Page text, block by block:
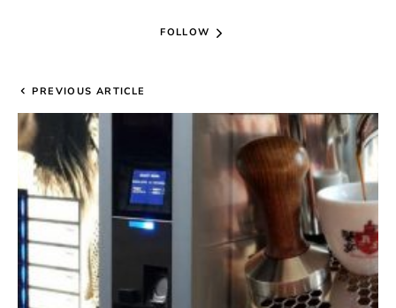
FOLLOW
PREVIOUS ARTICLE